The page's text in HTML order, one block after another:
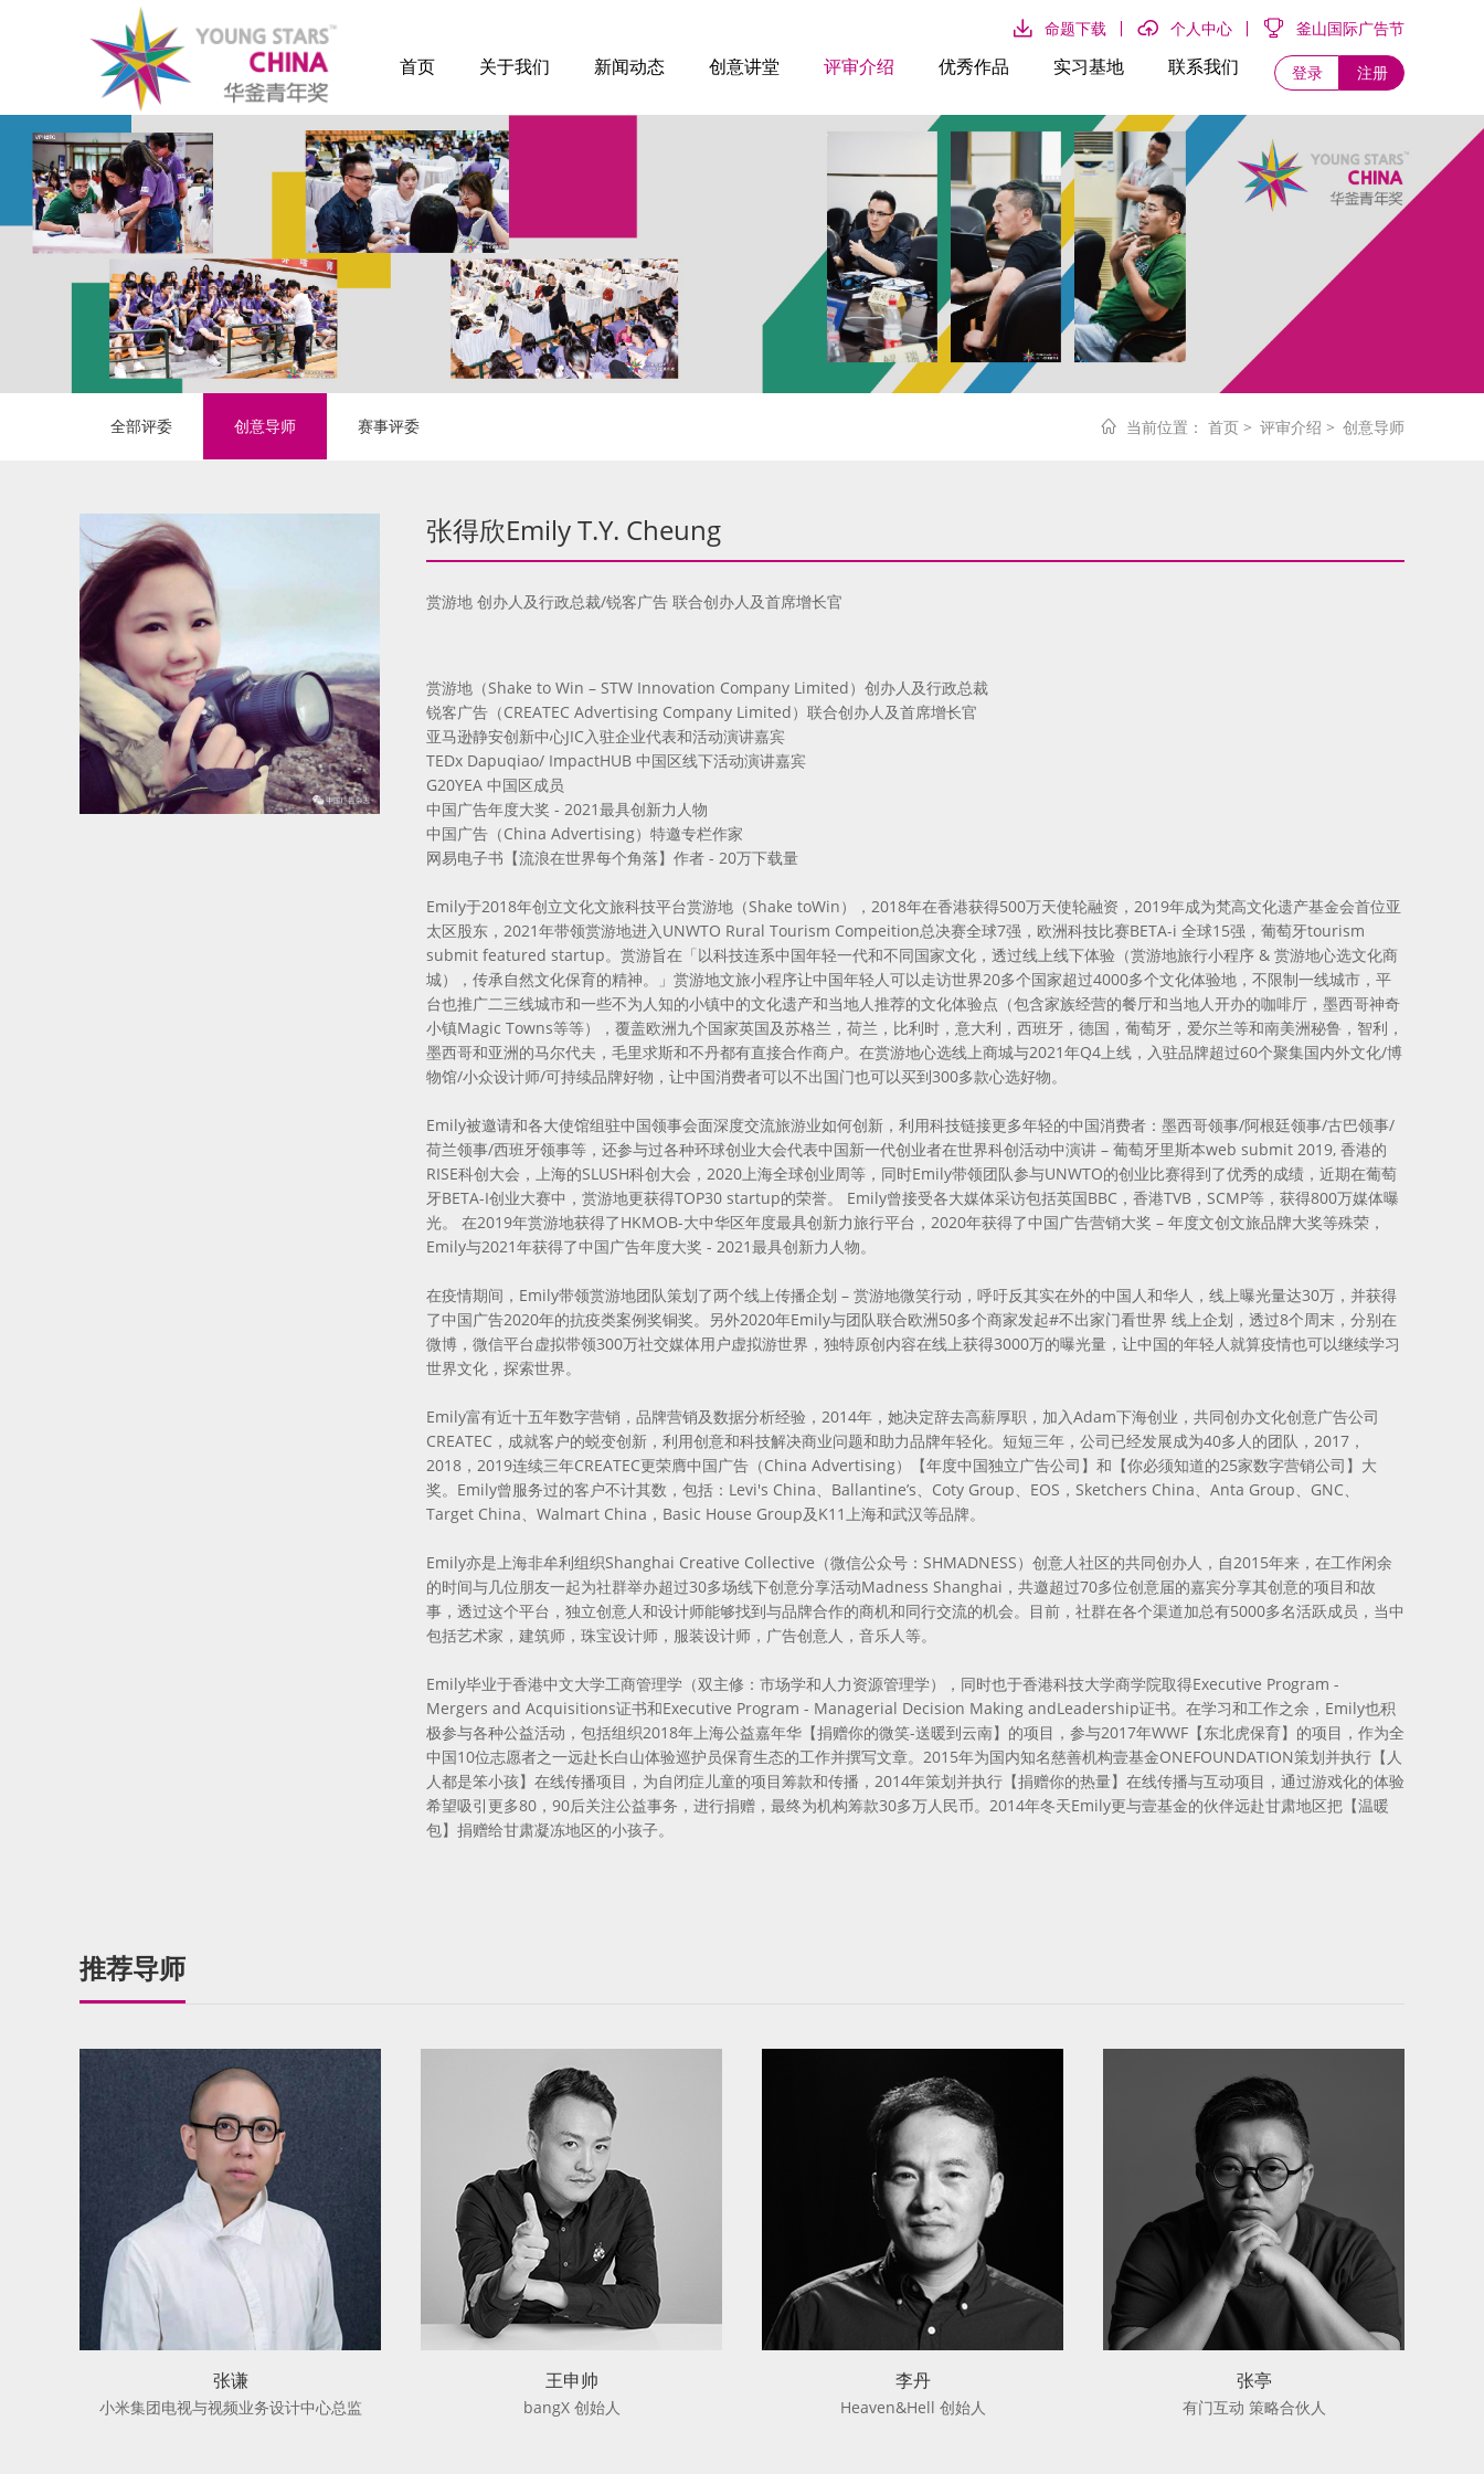
登录 注册
命题下载 个人中心 釜山国际广告节
首页 关于我们 新闻动态 创意讲堂 评审介绍 优秀作品 实习基地 联系我们
全部评委 创意导师 赛事评委 当前位置： 首页 > 评审介绍 > 创意导师
张得欣Emily T.Y. Cheung
赏游地 创办人及行政总裁/锐客广告 联合创办人及首席增长官
赏游地（Shake to Win – STW Innovation Company Limited）创办人及行政总裁
锐客广告（CREATEC Advertising Company Limited）联合创办人及首席增长官
亚马逊静安创新中心JIC入驻企业代表和活动演讲嘉宾
TEDx Dapuqiao/ ImpactHUB 中国区线下活动演讲嘉宾
G20YEA 中国区成员
中国广告年度大奖 - 2021最具创新力人物
中国广告（China Advertising）特邀专栏作家
网易电子书【流浪在世界每个角落】作者 - 20万下载量
Emily于2018年创立文化文旅科技平台赏游地（Shake toWin），2018年在香港获得500万天使轮融资，2019年成为梵高文化遗产基金会首位亚
太区股东，2021年带领赏游地进入UNWTO Rural Tourism Compeition总决赛全球7强，欧洲科技比赛BETA-i 全球15强，葡萄牙tourism
submit featured startup。赏游旨在「以科技连系中国年轻一代和不同国家文化，透过线上线下体验（赏游地旅行小程序 & 赏游地心选文化商
城），传承自然文化保育的精神。」赏游地文旅小程序让中国年轻人可以走访世界20多个国家超过4000多个文化体验地，不限制一线城市，平
台也推广二三线城市和一些不为人知的小镇中的文化遗产和当地人推荐的文化体验点（包含家族经营的餐厅和当地人开办的咖啡厅，墨西哥神奇
小镇Magic Towns等等），覆盖欧洲九个国家英国及苏格兰，荷兰，比利时，意大利，西班牙，德国，葡萄牙，爱尔兰等和南美洲秘鲁，智利，
墨西哥和亚洲的马尔代夫，毛里求斯和不丹都有直接合作商户。在赏游地心选线上商城与2021年Q4上线，入驻品牌超过60个聚集国内外文化/博
物馆/小众设计师/可持续品牌好物，让中国消费者可以不出国门也可以买到300多款心选好物。
Emily被邀请和各大使馆组驻中国领事会面深度交流旅游业如何创新，利用科技链接更多年轻的中国消费者：墨西哥领事/阿根廷领事/古巴领事/
荷兰领事/西班牙领事等，还参与过各种环球创业大会代表中国新一代创业者在世界科创活动中演讲 – 葡萄牙里斯本web submit 2019, 香港的
RISE科创大会，上海的SLUSH科创大会，2020上海全球创业周等，同时Emily带领团队参与UNWTO的创业比赛得到了优秀的成绩，近期在葡萄
牙BETA-I创业大赛中，赏游地更获得TOP30 startup的荣誉。 Emily曾接受各大媒体采访包括英国BBC，香港TVB，SCMP等，获得800万媒体曝
光。 在2019年赏游地获得了HKMOB-大中华区年度最具创新力旅行平台，2020年获得了中国广告营销大奖 – 年度文创文旅品牌大奖等殊荣，
Emily与2021年获得了中国广告年度大奖 - 2021最具创新力人物。
在疫情期间，Emily带领赏游地团队策划了两个线上传播企划 – 赏游地微笑行动，呼吁反其实在外的中国人和华人，线上曝光量达30万，并获得
了中国广告2020年的抗疫类案例奖铜奖。另外2020年Emily与团队联合欧洲50多个商家发起#不出家门看世界 线上企划，透过8个周末，分别在
微博，微信平台虚拟带领300万社交媒体用户虚拟游世界，独特原创内容在线上获得3000万的曝光量，让中国的年轻人就算疫情也可以继续学习
世界文化，探索世界。
Emily富有近十五年数字营销，品牌营销及数据分析经验，2014年，她决定辞去高薪厚职，加入Adam下海创业，共同创办文化创意广告公司
CREATEC，成就客户的蜕变创新，利用创意和科技解决商业问题和助力品牌年轻化。短短三年，公司已经发展成为40多人的团队，2017，
2018，2019连续三年CREATEC更荣膺中国广告（China Advertising）【年度中国独立广告公司】和【你必须知道的25家数字营销公司】大
奖。Emily曾服务过的客户不计其数，包括：Levi's China、Ballantine’s、Coty Group、EOS，Sketchers China、Anta Group、GNC、
Target China、Walmart China，Basic House Group及K11上海和武汉等品牌。
Emily亦是上海非牟利组织Shanghai Creative Collective（微信公众号：SHMADNESS）创意人社区的共同创办人，自2015年来，在工作闲余
的时间与几位朋友一起为社群举办超过30多场线下创意分享活动Madness Shanghai，共邀超过70多位创意届的嘉宾分享其创意的项目和故
事，透过这个平台，独立创意人和设计师能够找到与品牌合作的商机和同行交流的机会。目前，社群在各个渠道加总有5000多名活跃成员，当中
包括艺术家，建筑师，珠宝设计师，服装设计师，广告创意人，音乐人等。
Emily毕业于香港中文大学工商管理学（双主修：市场学和人力资源管理学），同时也于香港科技大学商学院取得Executive Program -
Mergers and Acquisitions证书和Executive Program - Managerial Decision Making andLeadership证书。在学习和工作之余，Emily也积
极参与各种公益活动，包括组织2018年上海公益嘉年华【捐赠你的微笑-送暖到云南】的项目，参与2017年WWF【东北虎保育】的项目，作为全
中国10位志愿者之一远赴长白山体验巡护员保育生态的工作并撰写文章。2015年为国内知名慈善机构壹基金ONEFOUNDATION策划并执行【人
人都是笨小孩】在线传播项目，为自闭症儿童的项目筹款和传播，2014年策划并执行【捐赠你的热量】在线传播与互动项目，通过游戏化的体验
希望吸引更多80，90后关注公益事务，进行捐赠，最终为机构筹款30多万人民币。2014年冬天Emily更与壹基金的伙伴远赴甘肃地区把【温暖
包】捐赠给甘肃凝冻地区的小孩子。
推荐导师
张谦
小米集团电视与视频业务设计中心总监
王申帅
bangX 创始人
李丹
Heaven&Hell 创始人
张亭
有门互动 策略合伙人